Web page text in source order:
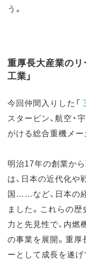
う。
重厚長大産業のリ
工業」
今回仲間入りした「
スタービン、航空・
がける総合重機メー
明治17年の創業か
は、日本の近代化や
国……など、日本の
ました。これらの
力と先見性で、内燃
の事業を展開。重
ーとして成長を遂げ